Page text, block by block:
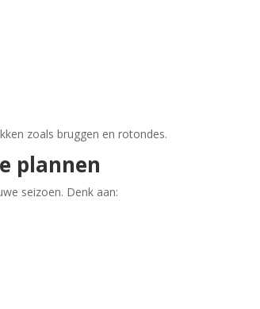
zoals bruggen en rotondes.
plannen
seizoen. Denk aan: